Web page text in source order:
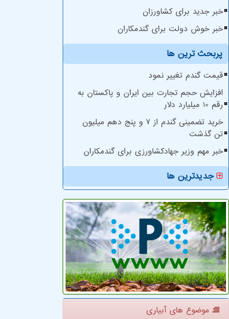
خبر جدید برای کشاورزان
خبر خوش دولت برای گندمکاران
پربحث ترین ها
قیمت گندم تغییر نمود
افزایش حجم تجارت بین ایران و پاکستان به
رقم 10 میلیارد دلار
خرید تضمینی گندم از ۷ و پنج دهم میلیون
تن گذشت
خبر مهم وزیر جهادکشاورزی برای گندمکاران
جدیدترین ها
موضوع های آبیاری